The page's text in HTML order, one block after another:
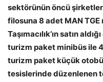
sektörünün öncü
filosuna 8 adet MAN
Taşımacılık’ın satın
turizm paket minibüs ile
turizm paket küçük
tesislerinde düzenlenen